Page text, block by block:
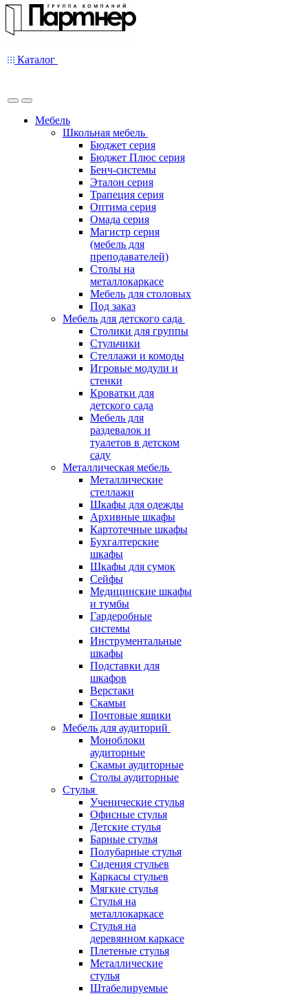
Каталог
Мебель
Школьная мебель
Бюджет серия
Бюджет Плюс серия
Бенч-системы
Эталон серия
Трапеция серия
Оптима серия
Омада серия
Магистр серия
(мебель для
преподавателей)
Столы на
металлокаркасе
Мебель для столовых
Под заказ
Мебель для детского сада
Столики для группы
Стульчики
Стеллажи и комоды
Игровые модули и
стенки
Кроватки для
детского сада
Мебель для
раздевалок и
туалетов в детском
саду
Металлическая мебель
Металлические
стеллажи
Шкафы для одежды
Архивные шкафы
Картотечные шкафы
Бухгалтерские
шкафы
Шкафы для сумок
Сейфы
Медицинские шкафы
и тумбы
Гардеробные
системы
Инструментальные
шкафы
Подставки для
шкафов
Верстаки
Скамьи
Почтовые ящики
Мебель для аудиторий
Моноблоки
аудиторные
Скамьи аудиторные
Столы аудиторные
Стулья
Ученические стулья
Офисные стулья
Детские стулья
Барные стулья
Полубарные стулья
Сидения стульев
Каркасы стульев
Мягкие стулья
Стулья на
металлокаркасе
Стулья на
деревянном каркасе
Плетеные стулья
Металлические
стулья
Штабелируемые